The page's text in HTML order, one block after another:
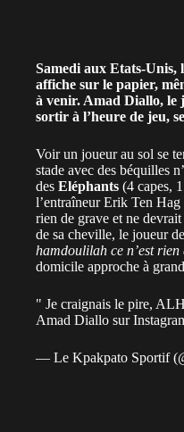
Samedi aux Etats-Unis,
affiche sur le papier,
à venir. Amad Diallo, le
sortir à l’heure de jeu,
Voir un joueur au sol se
stade avec des béquilles
des Eléphants (4 capes,
l’entraîneur Erik Ten Hag
rien de grave et ne
de sa cheville, le joueur
hamdoulilah ce n’est
domicile approche à
" Je craignais le pire,
Amad Diallo sur
— Le Kpakpato Sportif